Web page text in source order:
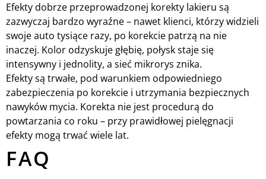
Efekty dobrze przeprowadzonej korekty lakieru są
zazwyczaj bardzo wyraźne – nawet klienci, którzy widzieli
swoje auto tysiące razy, po korekcie patrzą na nie
inaczej. Kolor odzyskuje głębię, połysk staje się
intensywny i jednolity, a sieć mikrorys znika.
Efekty są trwałe, pod warunkiem odpowiedniego
zabezpieczenia po korekcie i utrzymania bezpiecznych
nawyków mycia. Korekta nie jest procedurą do
powtarzania co roku – przy prawidłowej pielęgnacji
efekty mogą trwać wiele lat.
FAQ